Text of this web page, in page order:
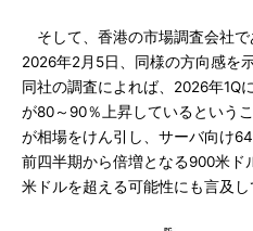
そして、香港の市場調査会社
2026年2月5日、同様の方向感を
同社の調査によれば、2026年1Q
が80～90％上昇しているという
が相場をけん引し、サーバ向け
前四半期から倍増となる900米ド
米ドルを超える可能性にも言及し